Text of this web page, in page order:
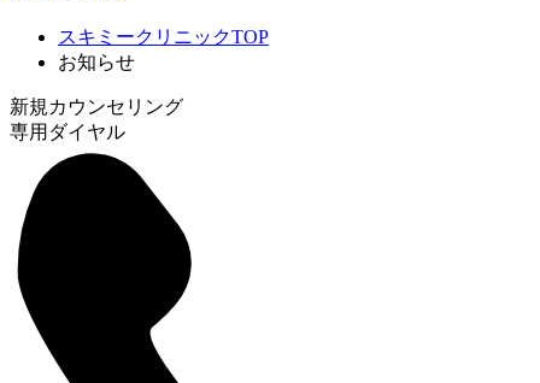
スキミークリニックTOP
お知らせ
新規カウンセリング
専用ダイヤル